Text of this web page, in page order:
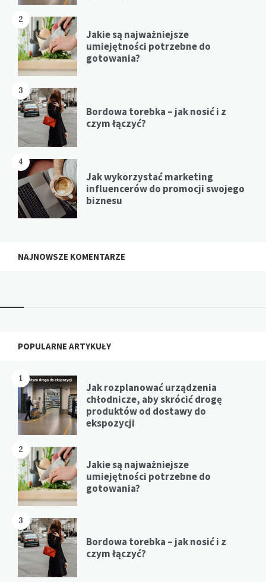
2
Jakie są najważniejsze
umiejętności potrzebne do
gotowania?
3
Bordowa torebka – jak nosić i z
czym łączyć?
4
Jak wykorzystać marketing
influencerów do promocji swojego
biznesu
NAJNOWSZE KOMENTARZE
Widgets
POPULARNE ARTYKUŁY
1
Jak rozplanować urządzenia
chłodnicze, aby skrócić drogę
produktów od dostawy do
ekspozycji
2
Jakie są najważniejsze
umiejętności potrzebne do
gotowania?
3
Bordowa torebka – jak nosić i z
czym łączyć?